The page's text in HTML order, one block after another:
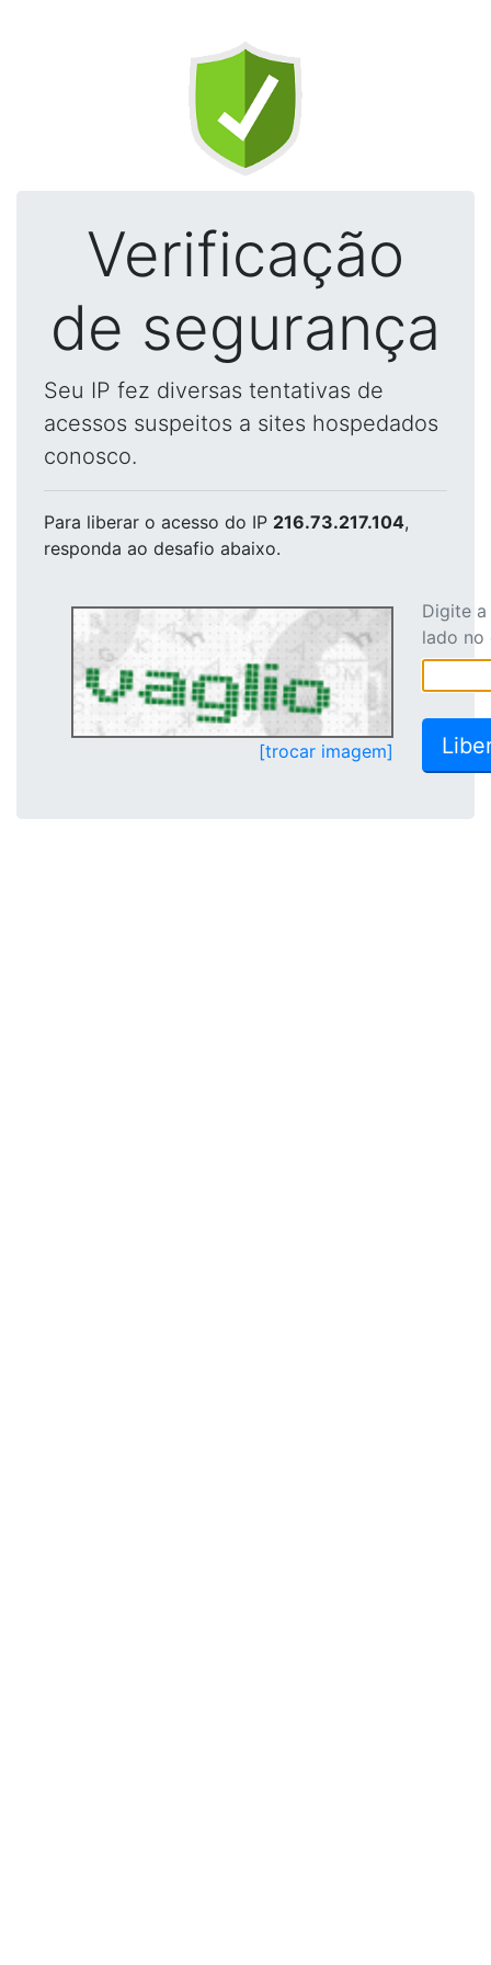
Verificação
de segurança
Seu IP fez diversas tentativas de
acessos suspeitos a sites hospedados
conosco.
Para liberar o acesso do IP 216.73.217.104,
responda ao desafio abaixo.
[trocar imagem]
Digite
lado no